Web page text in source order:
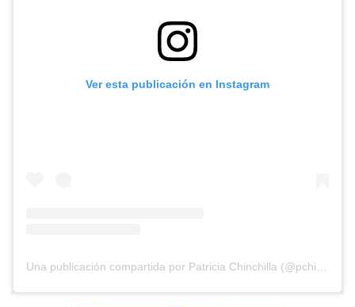
Ver esta publicación en Instagram